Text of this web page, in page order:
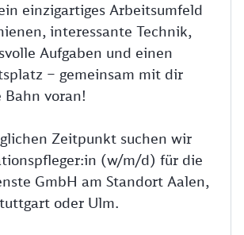
einzigartiges Arbeitsumfeld
interessante Technik,
Aufgaben und einen
– gemeinsam mit dir
voran!
Zeitpunkt suchen wir
(w/m/d) für die
GmbH am Standort Aalen,
oder Ulm.